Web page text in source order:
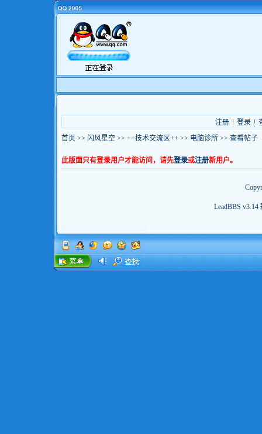
注册 登录
首页 >> 闪风星空 >> ++技术交流区++ >> 电脑诊所 >> 查看帖子
此版面只有登录用户才能访问，请先登录或注册新用户。
LeadBBS v3.14